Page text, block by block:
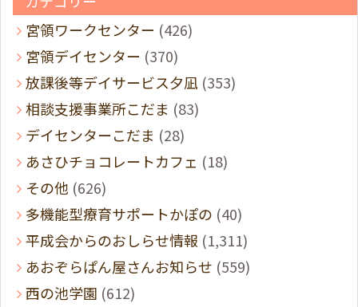
宮領ワークセンター (426)
宮領デイセンター (370)
放課後等デイサービス夕凪 (353)
相談支援事業所こだま (83)
デイセンターこだま (28)
あさひチョコレートカフェ (18)
その他 (626)
多機能型療育サポートかぽの (40)
平成会からのおしらせ情報 (1,311)
あおぞらぱん屋さんお知らせ (559)
西の池学園 (612)